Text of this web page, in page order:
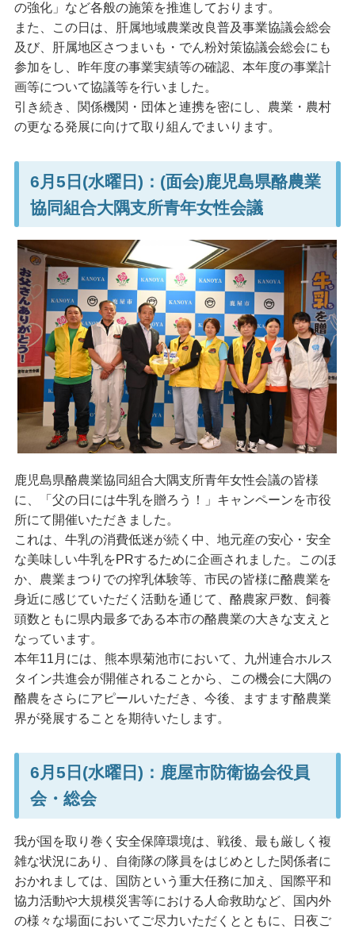
の強化」など各般の施策を推進しております。
また、この日は、肝属地域農業改良普及事業協議会総会
及び、肝属地区さつまいも・でん粉対策協議会総会にも
参加をし、昨年度の事業実績等の確認、本年度の事業計
画等について協議等を行いました。
引き続き、関係機関・団体と連携を密にし、農業・農村
の更なる発展に向けて取り組んでまいります。
6月5日(水曜日)：(面会)鹿児島県酪農業
協同組合大隅支所青年女性会議
鹿児島県酪農業協同組合大隅支所青年女性会議の皆様
に、「父の日には牛乳を贈ろう！」キャンペーンを市役
所にて開催いただきました。
これは、牛乳の消費低迷が続く中、地元産の安心・安全
な美味しい牛乳をPRするために企画されました。このほ
か、農業まつりでの搾乳体験等、市民の皆様に酪農業を
身近に感じていただく活動を通じて、酪農家戸数、飼養
頭数ともに県内最多である本市の酪農業の大きな支えと
なっています。
本年11月には、熊本県菊池市において、九州連合ホルス
タイン共進会が開催されることから、この機会に大隅の
酪農をさらにアピールいただき、今後、ますます酪農業
界が発展することを期待いたします。
6月5日(水曜日)：鹿屋市防衛協会役員
会・総会
我が国を取り巻く安全保障環境は、戦後、最も厳しく複
雑な状況にあり、自衛隊の隊員をはじめとした関係者に
おかれましては、国防という重大任務に加え、国際平和
協力活動や大規模災害等における人命救助など、国内外
の様々な場面においてご尽力いただくとともに、日夜ご